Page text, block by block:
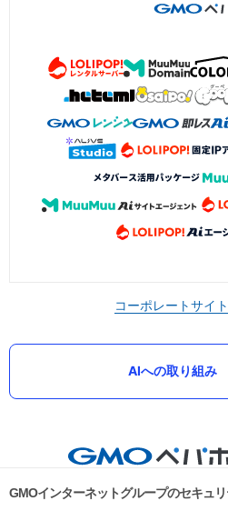
コーポレートサイト
AIへの取り組み
GMOインターネットグループのセキュ